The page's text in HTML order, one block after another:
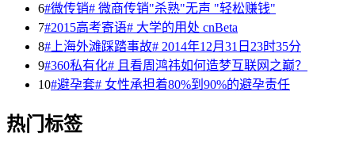
6#微传销# 微商传销"杀熟"无声 "轻松赚钱"
7#2015高考寄语# 大学的用处 cnBeta
8#上海外滩踩踏事故# 2014年12月31日23时35分
9#360私有化# 且看周鸿祎如何造梦互联网之巅？
10#避孕套# 女性承担着80%到90%的避孕责任
热门标签